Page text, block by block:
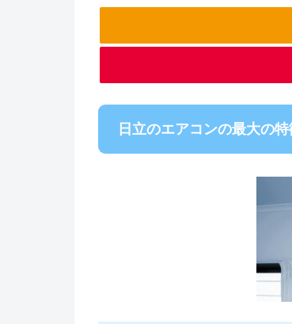
日立のエアコンの最大の